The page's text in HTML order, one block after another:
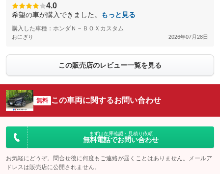
4.0
希望の車が購入できました。 もっと見る
購入した車種：ホンダＮ－ＢＯＸカスタム
おにぎり 2026年07月28日
この販売店のレビュー一覧を見る
無料 この車両に関するお問い合わせ
まずは在庫確認・見積り依頼
無料電話でお問い合わせ
お気軽にどうぞ。問合せ後に何度もご連絡が届くことはありません。メールア
ドレスは販売店に公開されません。